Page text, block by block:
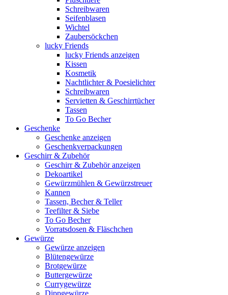
Schreibwaren
Seifenblasen
Wichtel
Zaubersöckchen
lucky Friends
lucky Friends anzeigen
Kissen
Kosmetik
Nachtlichter & Poesielichter
Schreibwaren
Servietten & Geschirrtücher
Tassen
To Go Becher
Geschenke
Geschenke anzeigen
Geschenkverpackungen
Geschirr & Zubehör
Geschirr & Zubehör anzeigen
Dekoartikel
Gewürzmühlen & Gewürzstreuer
Kannen
Tassen, Becher & Teller
Teefilter & Siebe
To Go Becher
Vorratsdosen & Fläschchen
Gewürze
Gewürze anzeigen
Blütengewürze
Brotgewürze
Buttergewürze
Currygewürze